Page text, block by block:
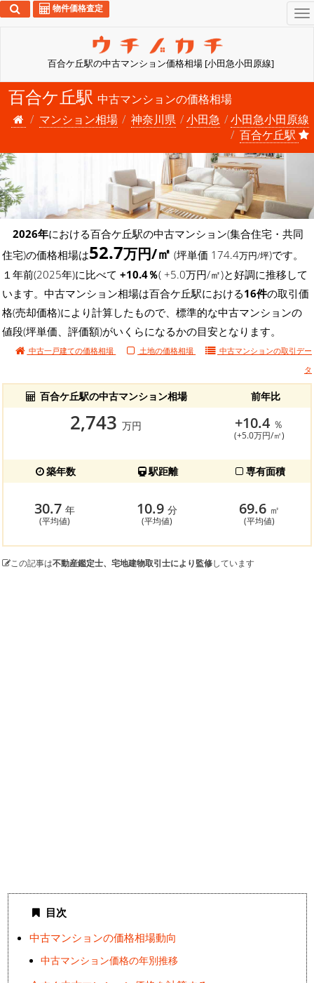
百合ケ丘駅の中古マンション価格相場 [小田急小田原線]
物件価格査定
百合ケ丘駅 中古マンションの価格相場
マンション相場
神奈川県 小田急
小田急小田原線
百合ケ丘駅
2026年における百合ケ丘駅の中古マンション(集合住宅・共同
住宅)の価格相場は52.7万円/㎡ (坪単価 174.4万円/坪)です。
１年前(2025年)に比べて +10.4％( +5.0万円/㎡)と好調に推移して
います。中古マンション相場は百合ケ丘駅における16件の取引価
格(売却価格)により計算したもので、標準的な中古マンションの
値段(坪単価、評価額)がいくらになるかの目安となります。
中古一戸建ての価格相場 土地の価格相場 中古マンションの取引デー
タ
百合ケ丘駅の中古マンション相場 前年比
2,743 万円 +10.4 ％
(+5.0万円/㎡)
築年数 駅距離 専有面積
30.7 年
(平均値)
10.9 分
(平均値)
69.6 ㎡
(平均値)
この記事は不動産鑑定士、宅地建物取引士により監修しています
目次
中古マンションの価格相場動向
中古マンション価格の年別推移